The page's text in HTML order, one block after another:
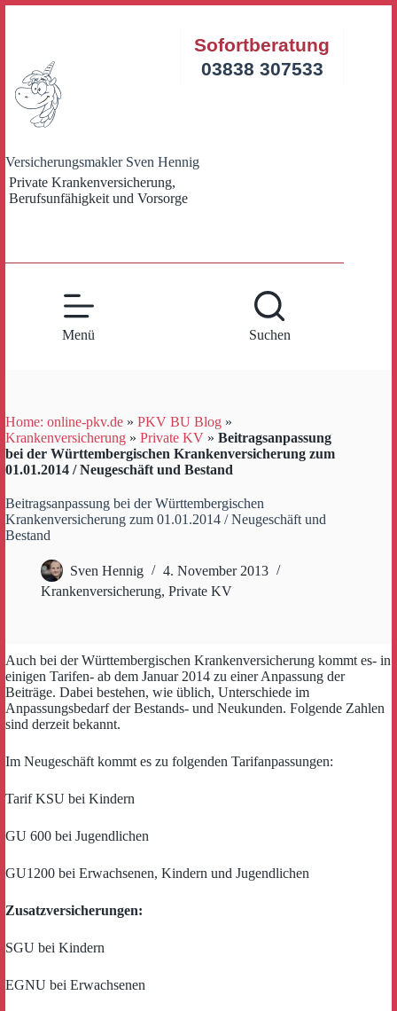
Versicherungsmakler Sven Hennig
Private Krankenversicherung,
Berufsunfähigkeit und Vorsorge
Sofortberatung
03838 307533
Menü Suchen
Home: online-pkv.de » PKV BU Blog »
Krankenversicherung » Private KV » Beitragsanpassung
bei der Württembergischen Krankenversicherung zum
01.01.2014 / Neugeschäft und Bestand
Beitragsanpassung bei der Württembergischen
Krankenversicherung zum 01.01.2014 / Neugeschäft und
Bestand
Sven Hennig
4. November 2013
Krankenversicherung, Private KV
Auch bei der Württembergischen Krankenversicherung kommt es- in
einigen Tarifen- ab dem Januar 2014 zu einer Anpassung der
Beiträge. Dabei bestehen, wie üblich, Unterschiede im
Anpassungsbedarf der Bestands- und Neukunden. Folgende Zahlen
sind derzeit bekannt.
Im Neugeschäft kommt es zu folgenden Tarifanpassungen:
Tarif KSU bei Kindern
GU 600 bei Jugendlichen
GU1200 bei Erwachsenen, Kindern und Jugendlichen
Zusatzversicherungen:
SGU bei Kindern
EGNU bei Erwachsenen